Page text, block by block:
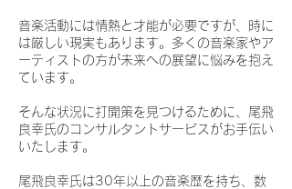
音楽活動には情熱と才能が必要ですが、時に
は厳しい現実もあります。多くの音楽家やア
ーティストの方が未来への展望に悩みを抱え
ています。
そんな状況に打開策を見つけるために、尾飛
良幸氏のコンサルタントサービスがお手伝い
いたします。
尾飛良幸氏は30年以上の音楽歴を持ち、数